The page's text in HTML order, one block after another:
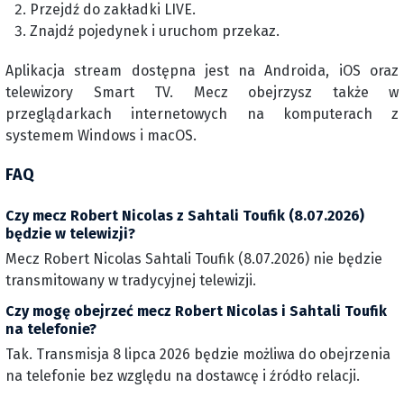
Przejdź do zakładki LIVE.
Znajdź pojedynek i uruchom przekaz.
Aplikacja stream dostępna jest na Androida, iOS oraz
telewizory Smart TV. Mecz obejrzysz także w
przeglądarkach internetowych na komputerach z
systemem Windows i macOS.
FAQ
Czy mecz Robert Nicolas z Sahtali Toufik (8.07.2026)
będzie w telewizji?
Mecz Robert Nicolas Sahtali Toufik (8.07.2026) nie będzie
transmitowany w tradycyjnej telewizji.
Czy mogę obejrzeć mecz Robert Nicolas i Sahtali Toufik
na telefonie?
Tak. Transmisja 8 lipca 2026 będzie możliwa do obejrzenia
na telefonie bez względu na dostawcę i źródło relacji.